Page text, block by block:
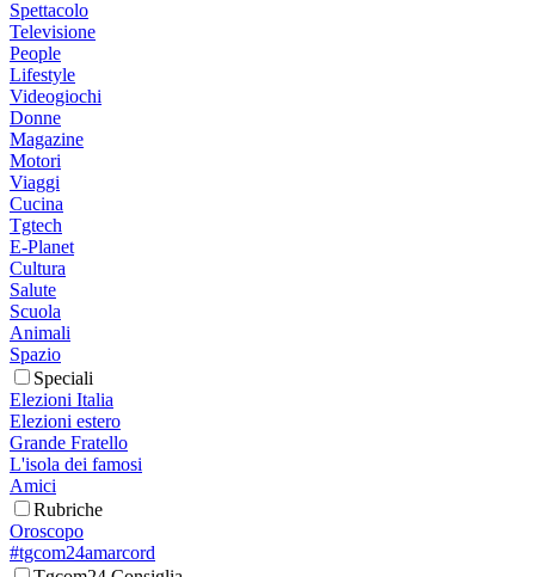
Spettacolo
Televisione
People
Lifestyle
Videogiochi
Donne
Magazine
Motori
Viaggi
Cucina
Tgtech
E-Planet
Cultura
Salute
Scuola
Animali
Spazio
Speciali
Elezioni Italia
Elezioni estero
Grande Fratello
L'isola dei famosi
Amici
Rubriche
Oroscopo
#tgcom24amarcord